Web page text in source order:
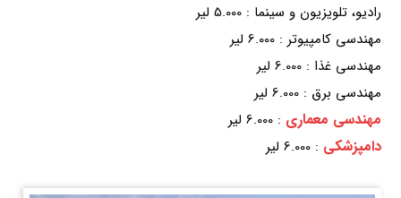
رادیو، تلویزیون و سینما : 5.000 لیر
مهندسی کامپیوتر : 6.000 لیر
مهندسی غذا : 6.000 لیر
مهندسی برق : 6.000 لیر
مهندسی معماری : 6.000 لیر
دامپزشکی : 6.000 لیر